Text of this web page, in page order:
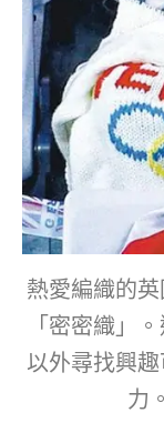
熱愛編織的
「密密織」
以外尋找興
力